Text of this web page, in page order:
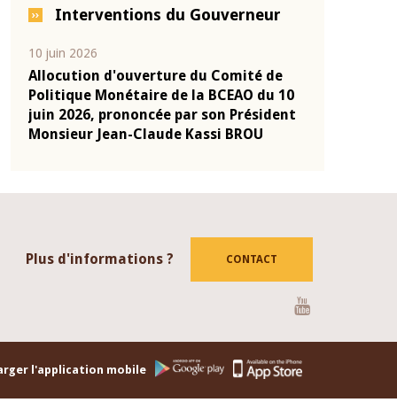
Interventions du Gouverneur
04 mars 2026
Allocution d'ouverture du Comité de
Politique Monétaire de la BCEAO du 4
mars 2026, prononcée par son Président
Monsieur Jean-Claude Kassi BROU
Plus d'informations ? CONTACT
l'application mobile